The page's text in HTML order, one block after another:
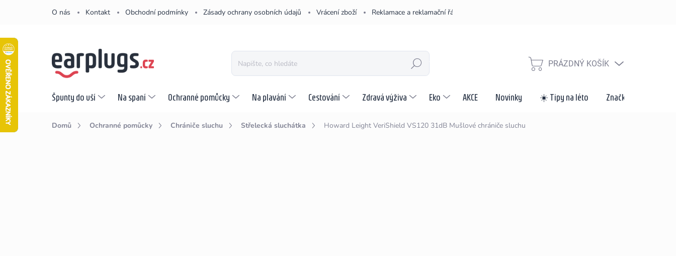
O nás Kontakt Obchodní podmínky Zásady ochrany osobních údajů Vrácení zboží Reklamace a reklamační řád
HLEDAT
NÁKUPNÍ
PRÁZDNÝ KOŠÍK
Špunty do uší Na spaní Ochranné pomůcky Na plavání Cestování Zdravá výživa Eko AKCE Novinky ☀️ Tipy na léto Značky
Domů Ochranné pomůcky Chrániče sluchu Střelecká sluchátka Howard Leight VeriShield VS120 31dB Mušlové chrániče sluchu